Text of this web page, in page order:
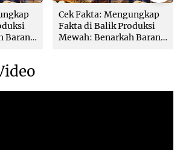
Barang
Cek Fakta: Mengungkap
Fakta di Balik Produksi
Mewah: Benarkah Barang